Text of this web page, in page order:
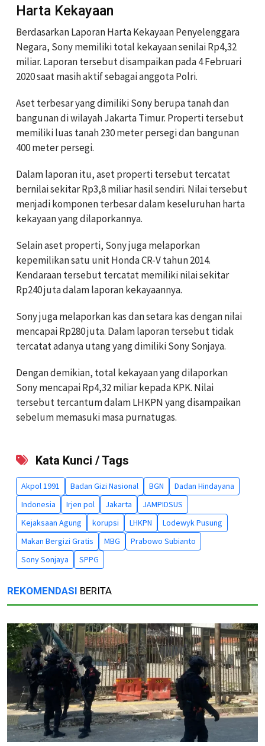
Harta Kekayaan
Berdasarkan Laporan Harta Kekayaan Penyelenggara
Negara, Sony memiliki total kekayaan senilai Rp4,32
miliar. Laporan tersebut disampaikan pada 4 Februari
2020 saat masih aktif sebagai anggota Polri.
Aset terbesar yang dimiliki Sony berupa tanah dan
bangunan di wilayah Jakarta Timur. Properti tersebut
memiliki luas tanah 230 meter persegi dan bangunan
400 meter persegi.
Dalam laporan itu, aset properti tersebut tercatat
bernilai sekitar Rp3,8 miliar hasil sendiri. Nilai tersebut
menjadi komponen terbesar dalam keseluruhan harta
kekayaan yang dilaporkannya.
Selain aset properti, Sony juga melaporkan
kepemilikan satu unit Honda CR-V tahun 2014.
Kendaraan tersebut tercatat memiliki nilai sekitar
Rp240 juta dalam laporan kekayaannya.
Sony juga melaporkan kas dan setara kas dengan nilai
mencapai Rp280 juta. Dalam laporan tersebut tidak
tercatat adanya utang yang dimiliki Sony Sonjaya.
Dengan demikian, total kekayaan yang dilaporkan
Sony mencapai Rp4,32 miliar kepada KPK. Nilai
tersebut tercantum dalam LHKPN yang disampaikan
sebelum memasuki masa purnatugas.
Kata Kunci / Tags
Akpol 1991 Badan Gizi Nasional BGN
Dadan Hindayana
Indonesia
Irjen pol Jakarta
JAMPIDSUS
Kejaksaan Agung
korupsi LHKPN
Lodewyk Pusung
Makan Bergizi Gratis
MBG
Prabowo Subianto
Sony Sonjaya
SPPG
REKOMENDASI BERITA